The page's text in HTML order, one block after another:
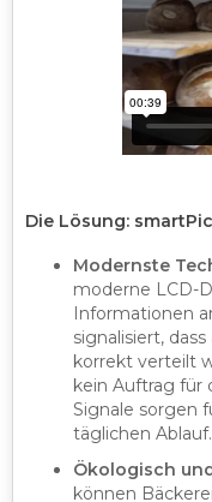
Die Lösung:
Modernste
moderne LCD-
Informationen
signalisiert,
korrekt verteilt
kein Auftrag für
Signale sorgen
täglichen Ablauf.
Ökologisch
können